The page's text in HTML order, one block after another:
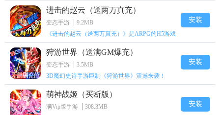
进击的赵云（送两万真充）
变态手游
9.2MB
《进击的赵云（送两万真充）》是ARPG的H5游戏
安装
狩游世界（送满GM爆充）
变态手游
3.5MB
3D魔幻史诗手游巨制《狩游世界》震撼来袭！
安装
萌神战姬（买断版）
满Vip版手游
308.3MB
安装